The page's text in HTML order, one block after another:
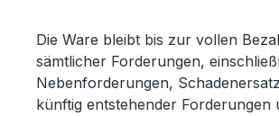
Die Ware bleibt bis zur vollen
sämtlicher Forderungen,
Nebenforderungen,
künftig entstehender Forderungen